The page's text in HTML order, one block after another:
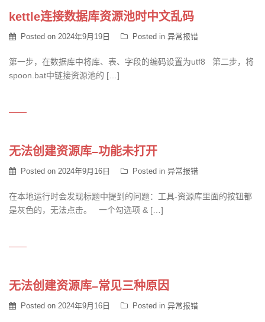
kettle连接数据库资源池时中文乱码
Posted on 2024年9月19日 Posted in 异常报错
第一步，在数据库中将库、表、字段的编码设置为utf8 第二步，将
spoon.bat中链接资源池的 […]
无法创建资源库–功能未打开
Posted on 2024年9月16日 Posted in 异常报错
在本地运行时会发现标题中提到的问题：工具-资源库里面的按钮都
是灰色的，无法点击。 一个勾选项 & […]
无法创建资源库–常见三种原因
Posted on 2024年9月16日 Posted in 异常报错